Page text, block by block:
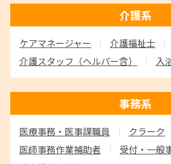
介護系
ケアマネージャー
介護福祉士
介護スタッフ （ヘルパー含） 入
事務系
医療事務・医事課職員
クラーク
医師事務作業補助者
受付・一般